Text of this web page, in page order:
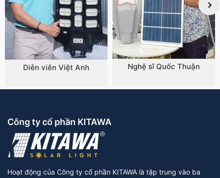
Diễn viên Việt Anh Nghệ sĩ Quốc Thuận
Công ty cổ phần KITAWA
Hoạt động của Công ty cổ phần KITAWA là tập trung vào ba